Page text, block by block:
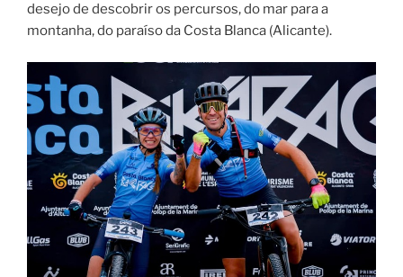
desejo de descobrir os percursos, do mar para a
montanha, do paraíso da Costa Blanca (Alicante).